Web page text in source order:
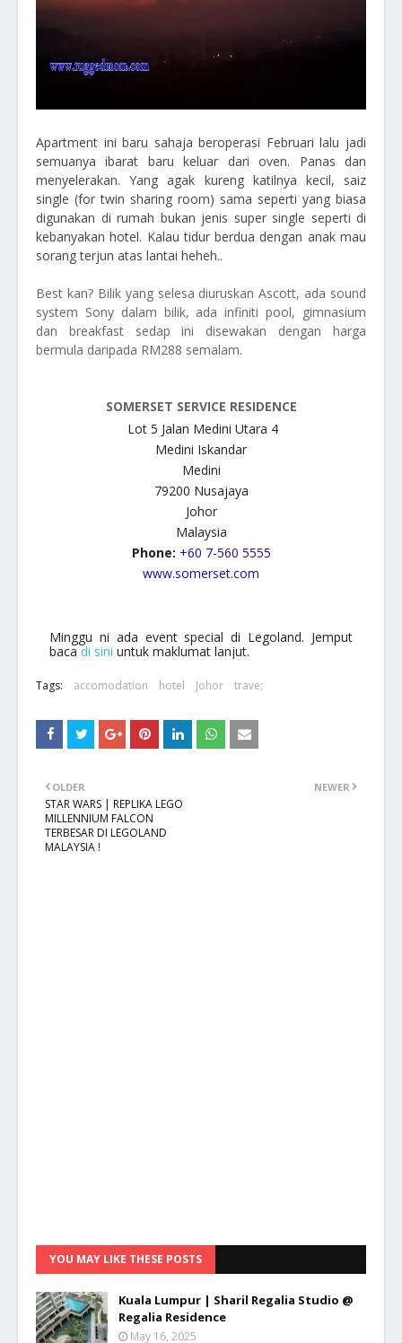
Apartment ini baru sahaja beroperasi Februari lalu jadi
semuanya ibarat baru keluar dari oven. Panas dan
menyelerakan. Yang agak kureng katilnya kecil, saiz
single (for twin sharing room) sama seperti yang biasa
digunakan di rumah bukan jenis super single seperti di
kebanyakan hotel. Kalau tidur berdua dengan anak mau
sorang terjun atas lantai heheh..
Best kan? Bilik yang selesa diuruskan Ascott, ada sound
system Sony dalam bilik, ada infiniti pool, gimnasium
dan breakfast sedap ini disewakan dengan harga
bermula daripada RM288 semalam.
SOMERSET SERVICE RESIDENCE
Lot 5 Jalan Medini Utara 4
Medini Iskandar
Medini
79200 Nusajaya
Johor
Malaysia
Phone: +60 7-560 5555
www.somerset.com
Minggu ni ada event special di Legoland. Jemput
bacadi sini untuk maklumat lanjut.
Tags: accomodation hotel Johor trave;
NEWER
OLDER
STAR WARS | REPLIKA LEGO
MILLENNIUM FALCON
TERBESAR DI LEGOLAND
MALAYSIA !
YOU MAY LIKE THESE POSTS
Kuala Lumpur | Sharil Regalia Studio @
Regalia Residence
May 16, 2025